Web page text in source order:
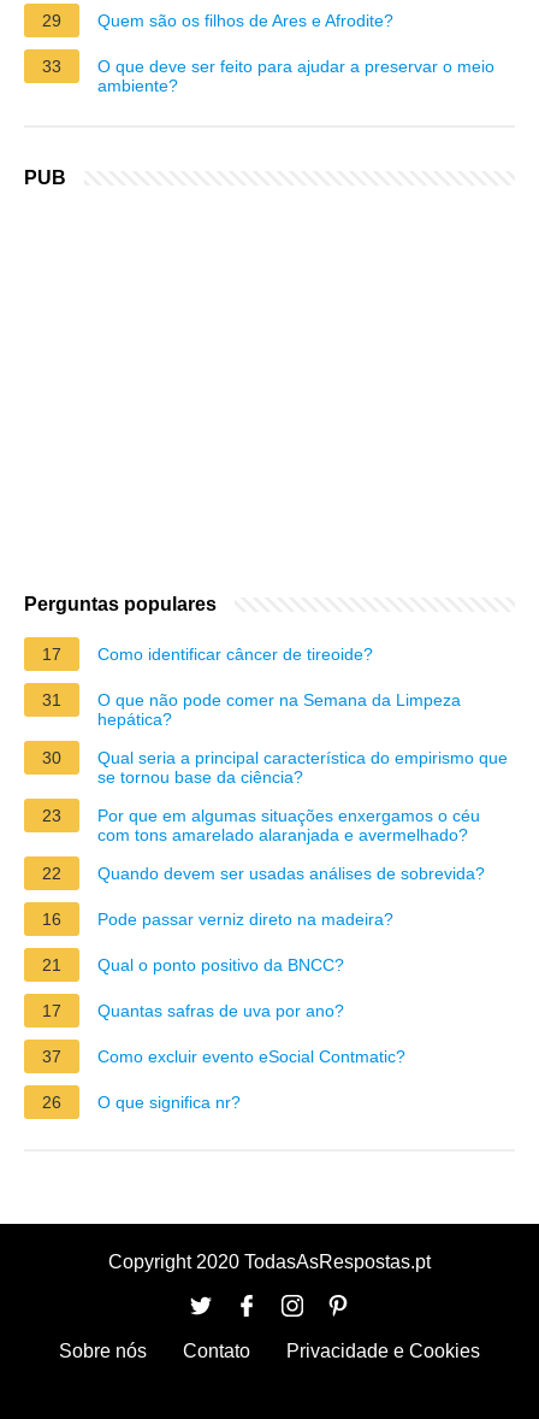
29 Quem são os filhos de Ares e Afrodite?
33
O que deve ser feito para ajudar a preservar o meio
ambiente?
PUB
Perguntas populares
17 Como identificar câncer de tireoide?
31
O que não pode comer na Semana da Limpeza
hepática?
30
Qual seria a principal característica do empirismo que
se tornou base da ciência?
23
Por que em algumas situações enxergamos o céu
com tons amarelado alaranjada e avermelhado?
22
Quando devem ser usadas análises de sobrevida?
16 Pode passar verniz direto na madeira?
21 Qual o ponto positivo da BNCC?
17 Quantas safras de uva por ano?
37 Como excluir evento eSocial Contmatic?
26 O que significa nr?
Copyright 2020 TodasAsRespostas.pt
Sobre nós Contato Privacidade e Cookies